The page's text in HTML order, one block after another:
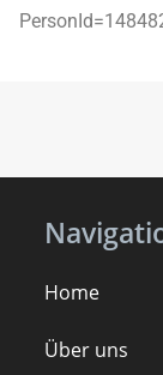
Home
Über uns